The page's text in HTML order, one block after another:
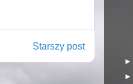
Starszy post
►
►